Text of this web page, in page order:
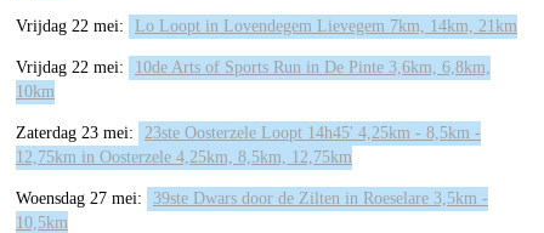
Vrijdag 22 mei: Lo Loopt in Lovendegem Lievegem 7km, 14km, 21km
Vrijdag 22 mei:
10de Arts of Sports Run in De Pinte 3,6km, 6,8km,
10km
Zaterdag 23 mei:
23ste Oosterzele Loopt 14h45' 4,25km - 8,5km -
12,75km in Oosterzele 4,25km, 8,5km, 12,75km
Woensdag 27 mei:
39ste Dwars door de Zilten in Roeselare 3,5km -
10,5km